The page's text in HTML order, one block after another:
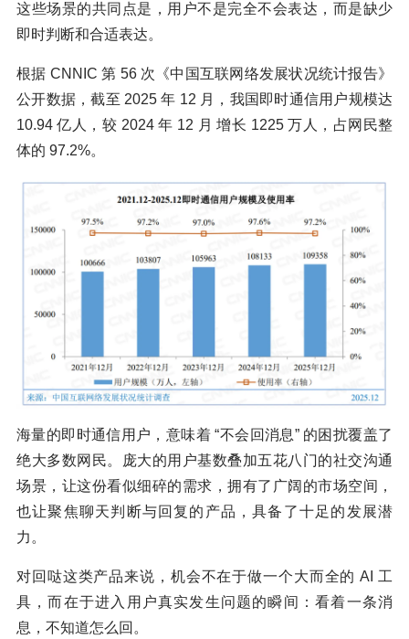
这些场景的共同点是，用户不是完全不会表达，而是缺少
即时判断和合适表达。
根据 CNNIC 第 56 次《中国互联网络发展状况统计报告》
公开数据，截至 2025 年 12 月，我国即时通信用户规模达
10.94 亿人，较 2024 年 12 月 增长 1225 万人，占网民整
体的 97.2%。
海量的即时通信用户，意味着 “不会回消息” 的困扰覆盖了
绝大多数网民。庞大的用户基数叠加五花八门的社交沟通
场景，让这份看似细碎的需求，拥有了广阔的市场空间，
也让聚焦聊天判断与回复的产品，具备了十足的发展潜
力。
对回哒这类产品来说，机会不在于做一个大而全的 AI 工
具，而在于进入用户真实发生问题的瞬间：看着一条消
息，不知道怎么回。